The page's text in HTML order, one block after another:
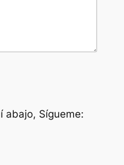
abajo, Sígueme: